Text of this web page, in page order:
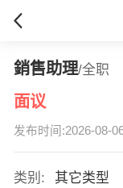
銷售助理/全职
面议
发布时间:2026-08-
类别:
其它类型